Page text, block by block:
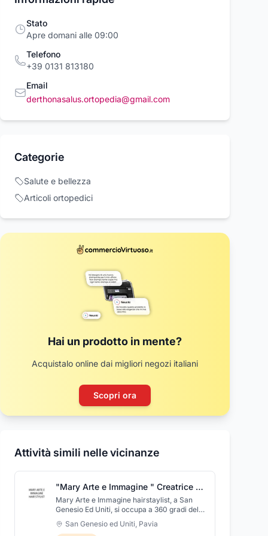
commercioVirtuoso.it
Stato
Apre domani alle 09:00
Telefono
+39 0131 813180
Email
derthonasalus.ortopedia@gmail.com
Categorie
Salute e bellezza
Articoli ortopedici
Hai un prodotto in mente?
Acquistalo online dai migliori negozi italiani
Scopri ora
Attività simili nelle vicinanze
"Mary Arte e Immagine " Creatrice di Immagine
Mary Arte e Immagine hairstaylist, a San
Genesio Ed Uniti, si occupa a 360 gradi della
bellezza e del benessere del capello. Da
Arte e Immagine vengono riproposti tagli
San Genesio ed Uniti, Pavia